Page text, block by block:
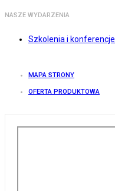
NASZE WYDARZENIA
Szkolenia i konferencje
MAPA STRONY
OFERTA PRODUKTOWA